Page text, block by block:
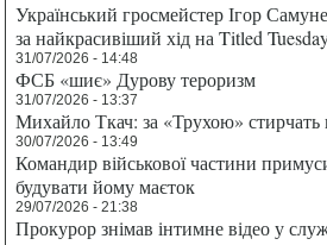
Український гросмейстер Ігор
за найкрасивіший хід на Titled
31/07/2026 - 14:48
ФСБ «шиє» Дурову тероризм
31/07/2026 - 13:37
Михайло Ткач: за «Трухою» стирчать
30/07/2026 - 13:49
Командир військової частини
будувати йому маєток
29/07/2026 - 21:38
Прокурор знімав інтимне відео у